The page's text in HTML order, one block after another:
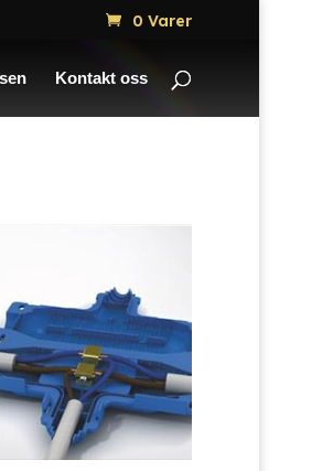
0 Varer
Kontakt oss